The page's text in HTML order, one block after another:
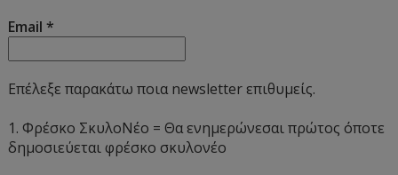
Email*
Επέλεξε παρακάτω ποια newsletter επιθυμείς.
1. Φρέσκο ΣκυλοΝέο = Θα ενημερώνεσαι πρώτος όποτε
δημοσιεύεται φρέσκο σκυλονέο